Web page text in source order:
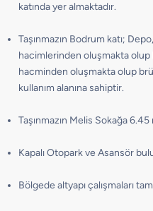
katında yer almaktadır.
Taşınmazın Bodrum katı;
hacimlerinden oluşmakta olup
hacminden oluşmakta olup
kullanım alanına sahiptir.
Taşınmazın Melis Sokağa
Kapalı Otopark ve Asansör
Bölgede altyapı çalışmaları